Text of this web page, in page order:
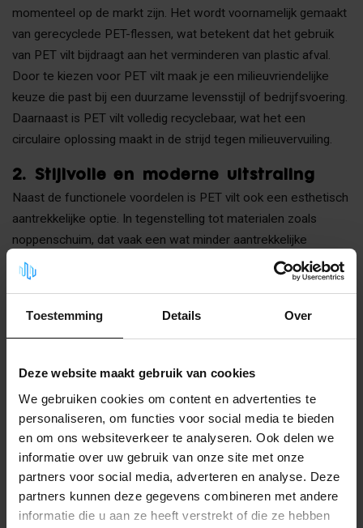
Toestemming Details Over
Deze website maakt gebruik van cookies
We gebruiken cookies om content en advertenties te
personaliseren, om functies voor social media te bieden
en om ons websiteverkeer te analyseren. Ook delen we
informatie over uw gebruik van onze site met onze
partners voor social media, adverteren en analyse. Deze
partners kunnen deze gegevens combineren met andere
informatie die u aan ze heeft verstrekt of die ze hebben
momenteel op de markt zijn. Het wordt voornamelijk gemaakt
van gerecyclede PET-flessen, wat betekent dat het gebruik
van PET vilt bijdraagt aan het verminderen van plastic afval.
Door te kiezen voor PET vilt maak je een milieuvriendelijke
keuze die past bij een duurzame levensstijl of bedrijfsvoering.
Daarnaast is PET vilt volledig recyclebaar, wat het een
circulaire oplossing maakt in de strijd tegen milieuvervuiling.
2. Stijlvolle en moderne uitstraling
Naast de functionele voordelen is PET vilt ook een esthetisch
aantrekkelijke optie. In tegenstelling tot materialen zoals
noppenschuim, dat vaak een wat minder aantrekkelijke
uitstraling heeft, biedt PET vilt een strakke en moderne look.
Dit maakt het ideaal voor gebruik in stijlvolle interieurs waar
verscheidenheid aan kleuren en texturen zorgt ervoor dat PET
gaat om een minimalistisch kantoor, een moderne
PET Vilt kopen bij Geluidsisolatie
Deal
Bij Geluidsisolatie Deal begrijpen we het belang van zowel
effectieve geluidsisolatie als esthetiek. Daarom bieden wij
een breed assortiment aan PET vilt producten die perfect